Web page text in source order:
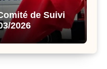
de Suivi
2026